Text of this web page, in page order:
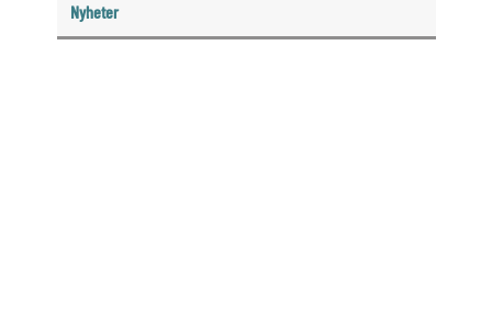
får stöd av kammaråklagare Lena-Marie
Bergström.
Nyheter